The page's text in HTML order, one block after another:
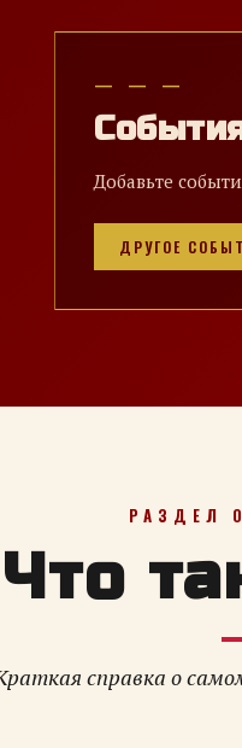
— — —
Добавьте
ДРУГОЕ
РАЗДЕЛ
Что
справка о